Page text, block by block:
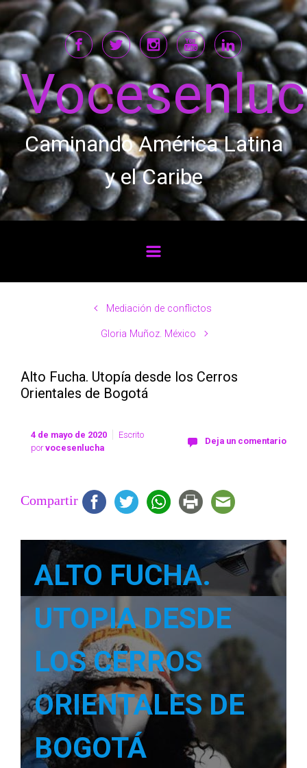
Saltar al contenido principal
Caminando América Latina
y el Caribe
Mediación de conflictos
Gloria Muñoz. México
Alto Fucha. Utopía desde los Cerros
Orientales de Bogotá
4 de mayo de 2020
Escrito
porvocesenlucha
Deja un comentario
Compartir
ALTO FUCHA.
UTOPIA DESDE
LOS CERROS
ORIENTALES DE
BOGOTÁ